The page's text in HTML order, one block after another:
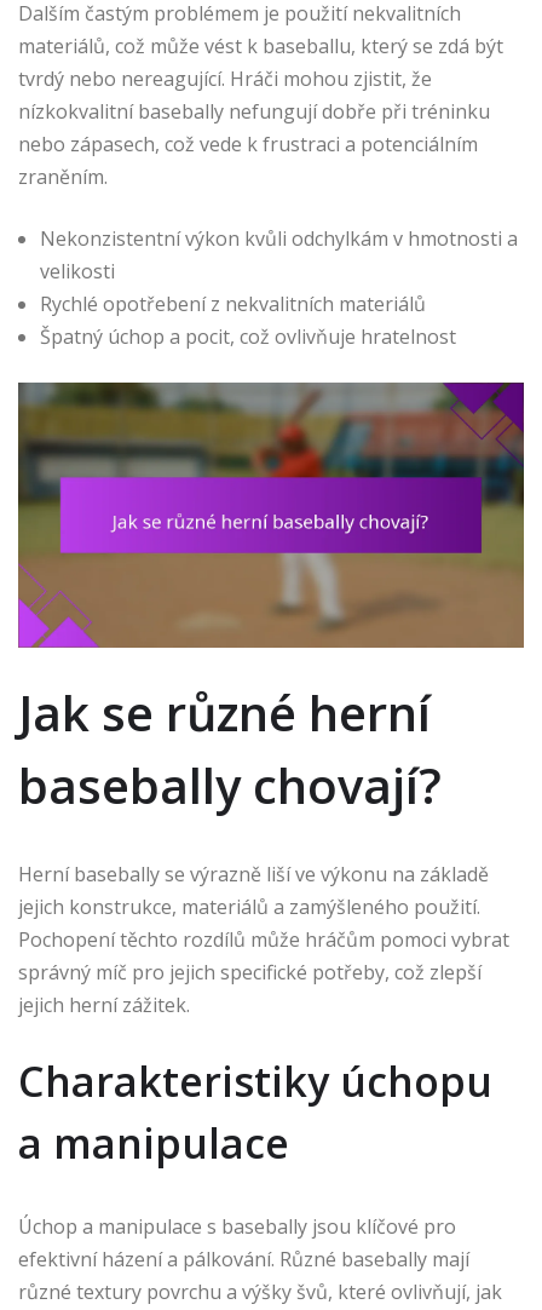
Dalším častým problémem je použití nekvalitních
materiálů, což může vést k baseballu, který se zdá být
tvrdý nebo nereagující. Hráči mohou zjistit, že
nízkokvalitní basebally nefungují dobře při tréninku
nebo zápasech, což vede k frustraci a potenciálním
zraněním.
Nekonzistentní výkon kvůli odchylkám v hmotnosti a
velikosti
Rychlé opotřebení z nekvalitních materiálů
Špatný úchop a pocit, což ovlivňuje hratelnost
Jak se různé herní
basebally chovají?
Herní basebally se výrazně liší ve výkonu na základě
jejich konstrukce, materiálů a zamýšleného použití.
Pochopení těchto rozdílů může hráčům pomoci vybrat
správný míč pro jejich specifické potřeby, což zlepší
jejich herní zážitek.
Charakteristiky úchopu
a manipulace
Úchop a manipulace s basebally jsou klíčové pro
efektivní házení a pálkování. Různé basebally mají
různé textury povrchu a výšky švů, které ovlivňují, jak